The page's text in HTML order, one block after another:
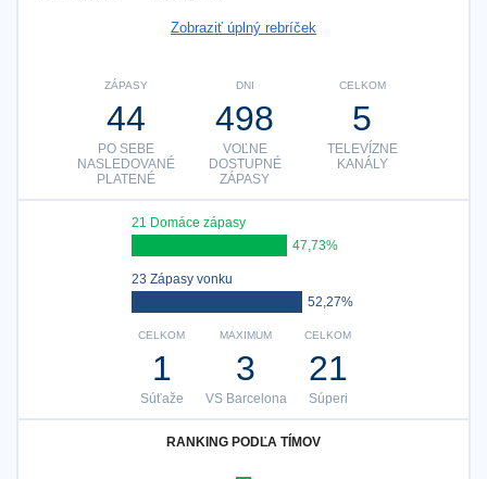
Zobraziť úplný rebríček
CELKOM
5
TELEVÍZNE
KANÁLY
DNI
498
VOĽNE
DOSTUPNÉ
ZÁPASY
ZÁPASY
44
PO SEBE
NASLEDOVANÉ
PLATENÉ
21 Domáce zápasy
47,73%
23 Zápasy vonku
52,27%
CELKOM
21
Súperi
MAXIMUM
3
VS Barcelona
CELKOM
1
Súťaže
RANKING PODĽA TÍMOV